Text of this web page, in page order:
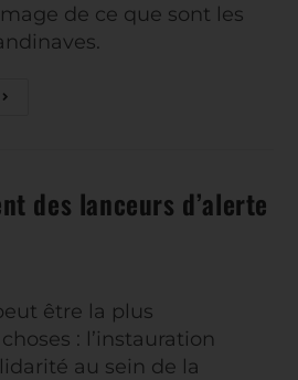
de ce que sont les
des lanceurs d’alerte
être la plus
: l’instauration
au sein de la